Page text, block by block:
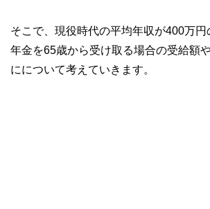
そこで、現役時代の平均年収が400万円
年金を65歳から受け取る場合の受給額
にについて考えていきます。